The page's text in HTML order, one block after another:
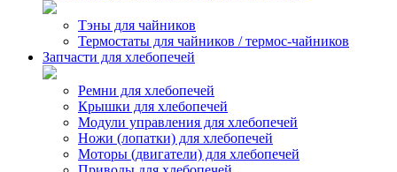
Тэны для чайников
Термостаты для чайников / термос-чайников
Запчасти для хлебопечей
Ремни для хлебопечей
Крышки для хлебопечей
Модули управления для хлебопечей
Ножи (лопатки) для хлебопечей
Моторы (двигатели) для хлебопечей